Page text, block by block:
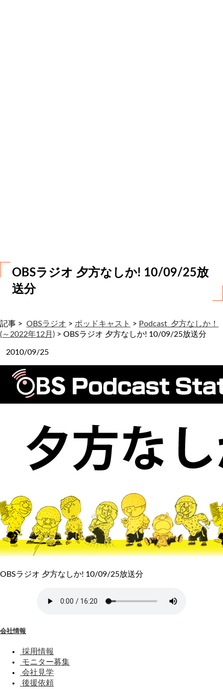
OBSラジオ 夕方なしか! 10/09/25放
送分
記事 > OBSラジオ > ポッドキャスト > Podcast_夕方なしか！
(～2022年12月) > OBSラジオ 夕方なしか! 10/09/25放送分
2010/09/25
OBSラジオ 夕方なしか! 10/09/25放送分
会社情報
採用情報
モニター募集
会社見学
後援依頼